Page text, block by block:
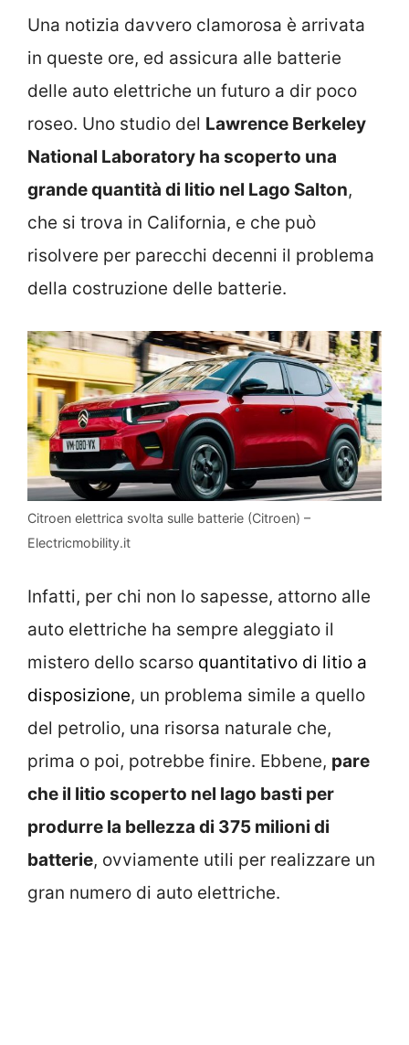
Una notizia davvero clamorosa è arrivata
in queste ore, ed assicura alle batterie
delle auto elettriche un futuro a dir poco
roseo. Uno studio del Lawrence Berkeley
National Laboratory ha scoperto una
grande quantità di litio nel Lago Salton,
che si trova in California, e che può
risolvere per parecchi decenni il problema
della costruzione delle batterie.
Citroen elettrica svolta sulle batterie (Citroen) –
Electricmobility.it
Infatti, per chi non lo sapesse, attorno alle
auto elettriche ha sempre aleggiato il
mistero dello scarso quantitativo di litio a
disposizione, un problema simile a quello
del petrolio, una risorsa naturale che,
prima o poi, potrebbe finire. Ebbene, pare
che il litio scoperto nel lago basti per
produrre la bellezza di 375 milioni di
batterie, ovviamente utili per realizzare un
gran numero di auto elettriche.